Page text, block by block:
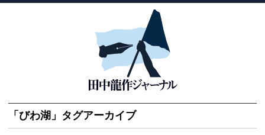
「 びわ湖 」タグアーカイブ